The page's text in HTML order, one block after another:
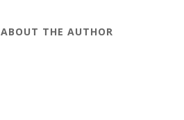
ABOUT THE AUTHOR